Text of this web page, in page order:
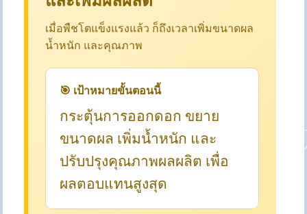
เมื่อพืชโตแข็งแรงแล้ว ก็ถึงเวลาเพิ่มขนาดผล
น้ำหนัก และคุณภาพ
🎯 เป้าหมายขั้นตอนนี้
กระตุ้นการออกดอก ขยาย
ขนาดผล เพิ่มน้ำหนัก และ
ปรับปรุงคุณภาพผลผลิต เพื่อ
ผลตอบแทนสูงสุด